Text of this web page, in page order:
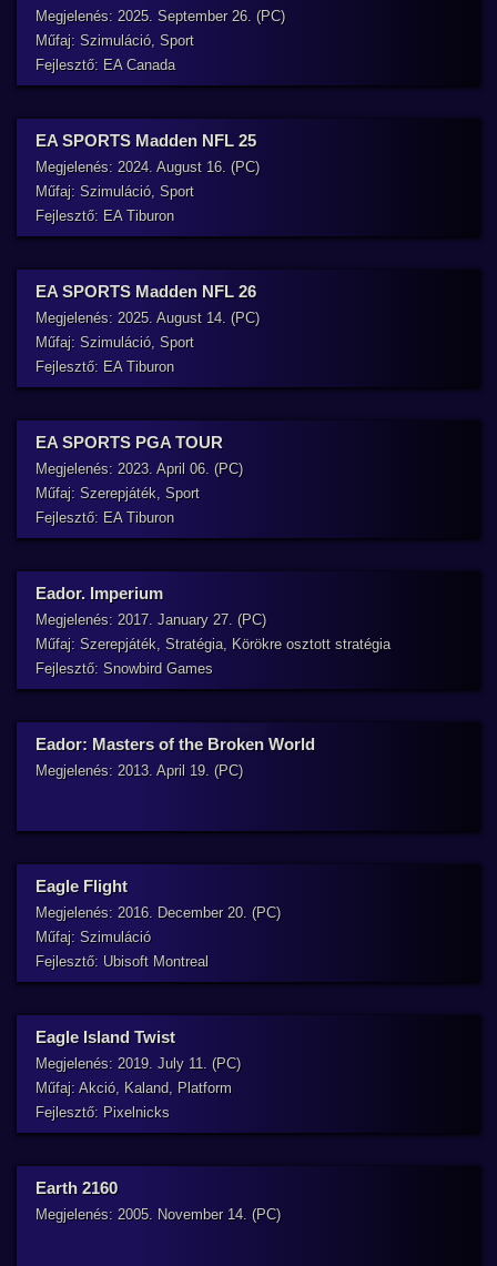
Megjelenés: 2025. September 26. (PC)
Műfaj: Szimuláció, Sport
Fejlesztő: EA Canada
EA SPORTS Madden NFL 25
Megjelenés: 2024. August 16. (PC)
Műfaj: Szimuláció, Sport
Fejlesztő: EA Tiburon
EA SPORTS Madden NFL 26
Megjelenés: 2025. August 14. (PC)
Műfaj: Szimuláció, Sport
Fejlesztő: EA Tiburon
EA SPORTS PGA TOUR
Megjelenés: 2023. April 06. (PC)
Műfaj: Szerepjáték, Sport
Fejlesztő: EA Tiburon
Eador. Imperium
Megjelenés: 2017. January 27. (PC)
Műfaj: Szerepjáték, Stratégia, Körökre osztott stratégia
Fejlesztő: Snowbird Games
Eador: Masters of the Broken World
Megjelenés: 2013. April 19. (PC)
Eagle Flight
Megjelenés: 2016. December 20. (PC)
Műfaj: Szimuláció
Fejlesztő: Ubisoft Montreal
Eagle Island Twist
Megjelenés: 2019. July 11. (PC)
Műfaj: Akció, Kaland, Platform
Fejlesztő: Pixelnicks
Earth 2160
Megjelenés: 2005. November 14. (PC)